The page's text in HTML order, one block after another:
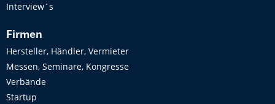
Interview´s
Firmen
Hersteller, Händler, Vermieter
Messen, Seminare, Kongresse
Verbände
Startup